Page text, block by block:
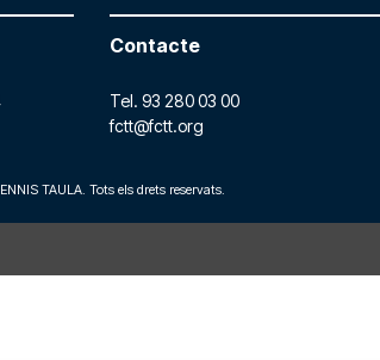
Contacte
Tel. 93 280 03 00
fctt@fctt.org
TAULA. Tots els drets reservats.